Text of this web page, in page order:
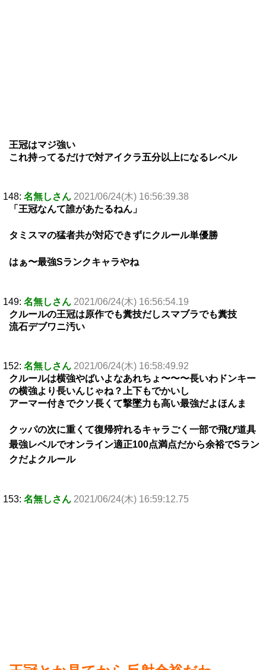
王冠はマジ強い
これ持ってるだけで対アイクラ五分以上になるレベル
148: 名無しさん 2021/06/24(木) 16:56:39.38
「王冠なんて誰があたるねん」
タミスマの猛者共が対応できずにクルール単優勝
はぁ〜最強Sランクキャラやね
149: 名無しさん 2021/06/24(木) 16:56:54.19
クルールの王冠は原作でも糞技だしスマブラでも糞技
流石デブワニ汚い
152: 名無しさん 2021/06/24(木) 16:58:49.92
クルールは横強やばいよなあれちょ〜〜〜長いわドンキー
の横強より長いんじゃね？上下もでかいし
アーマー付きでクソ長くて撃墜力も高い最強だよほんま
クッパの次に重くて復帰狩れるキャラごく一部で飛び道具
最強レベルでオンライン適正100点満点だから余裕でSラン
クだよクルール
153: 名無しさん 2021/06/24(木) 16:59:12.75